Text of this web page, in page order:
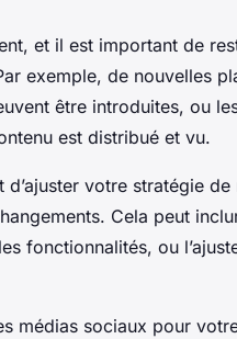
et il est important de
exemple, de nouvelles
être introduites, ou
est distribué et vu.
votre stratégie de
Cela peut
fonctionnalités, ou
médias sociaux pour